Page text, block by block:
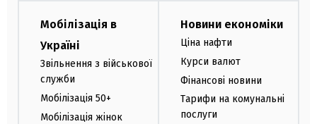
Мобілізація в
Україні
Звільнення з військової
служби
Мобілізація 50+
Мобілізація жінок
Новини економіки
Ціна нафти
Курси валют
Фінансові новини
Тарифи на комунальні
послуги